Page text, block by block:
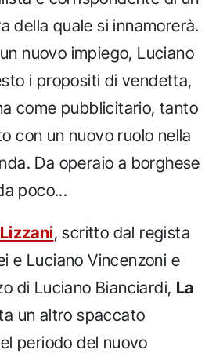
della quale si innamorerà.
nuovo impiego, Luciano
i propositi di vendetta,
come pubblicitario, tanto
con un nuovo ruolo nella
Da operaio a borghese
poco...
, scritto dal regista
e Luciano Vincenzoni e
di Luciano Bianciardi, La
un altro spaccato
periodo del nuovo